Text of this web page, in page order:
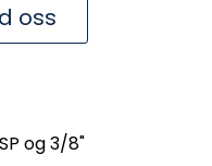
oss
og 3/8"